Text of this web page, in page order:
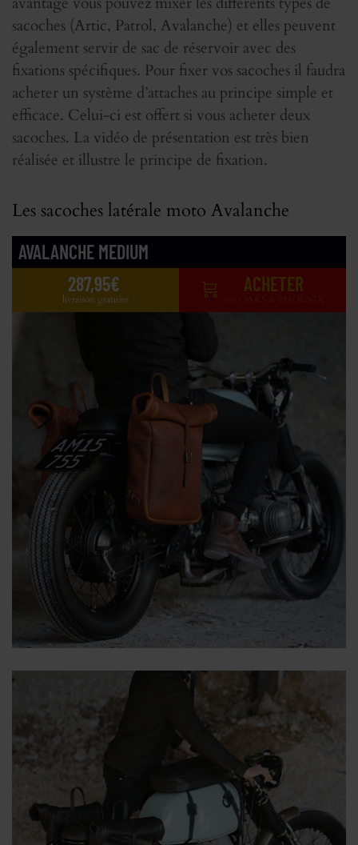
sacoches (Artic, Patrol, Avalanche) et elles peuvent
également servir de sac de réservoir avec des
fixations spécifiques. Pour fixer vos sacoches il faudra
acheter un système d’attaches au principe simple et
efficace. Celui-ci est offert si vous acheter deux
sacoches. La vidéo de présentation est très bien
réalisée et illustre le principe de fixation.
Les sacoches latérale moto Avalanche
AVALANCHE MEDIUM
287,95€
livraison gratuite
ACHETER